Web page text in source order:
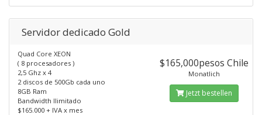
Servidor dedicado Gold
Quad Core XEON
( 8 procesadores )
2,5 Ghz x 4
2 discos de 500Gb cada uno
8GB Ram
Bandwidth Ilimitado
$165.000 + IVA x mes
$165,000pesos Chile
Monatlich
Jetzt bestellen